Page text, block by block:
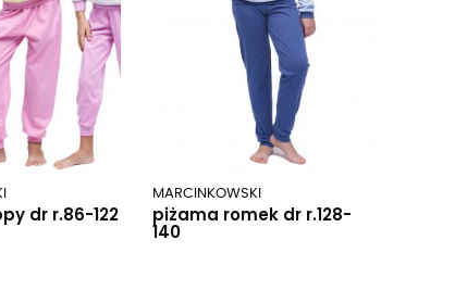
dr r.86-122
MARCINKOWSKI
piżama romek dr r.128-
140